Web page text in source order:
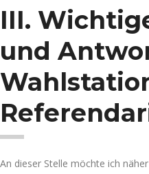
III.
und
An dieser Stelle möchte ich